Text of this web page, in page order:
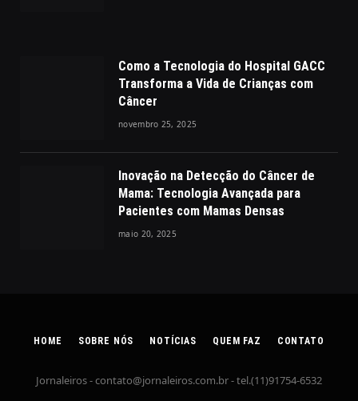
Como a Tecnologia do Hospital GACC
Transforma a Vida de Crianças com
Câncer
novembro 25, 2025
Inovação na Detecção do Câncer de
Mama: Tecnologia Avançada para
Pacientes com Mamas Densas
maio 20, 2025
HOME SOBRE NÓS NOTÍCIAS QUEM FAZ CONTATO
Jornaleiros -contato@jornaleiros.com.br- tel.(11)91754-6532